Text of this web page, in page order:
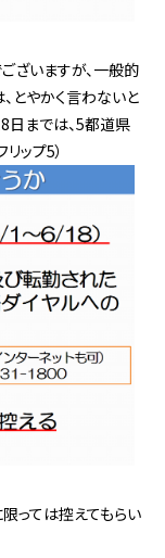
ざいますが、一般的
とやかく言わないと
日までは、5都道県
ップ5）
っては控えてもらい